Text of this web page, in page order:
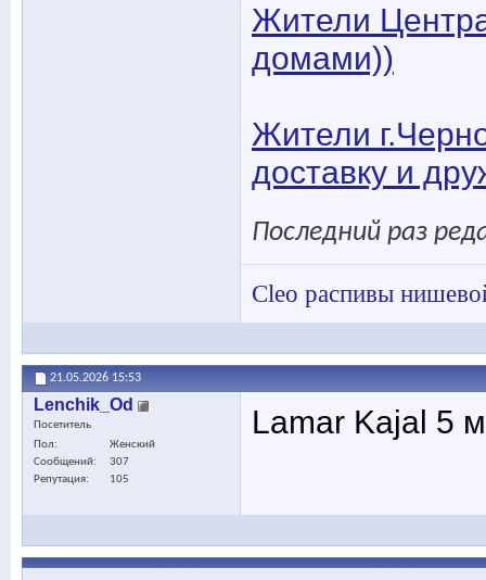
Жители
домами))
Жители
доставку и
Последний раз
Cleo распивы
21.05.2026 15:53
Lenchik_Od
Посетитель
Пол
Женский
Сообщений
307
Репутация
105
Lamar Kajal 5